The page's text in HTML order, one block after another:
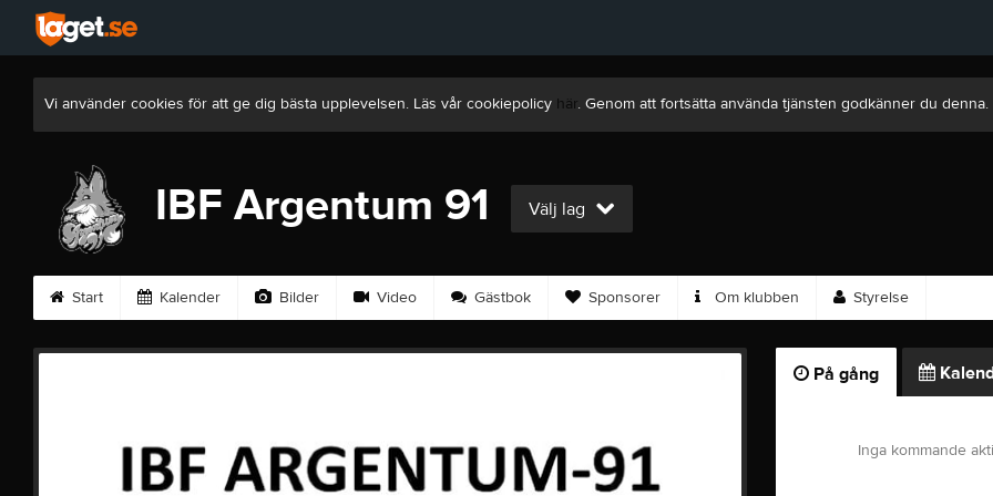
Vi använder cookies för att ge dig bästa upplevelsen. Läs vår cookiepolicy här. Genom att fortsätta använda tjänsten godkänner du denna.
IBF Argentum 91 Välj lag
Start Kalender Bilder Video Gästbok Sponsorer Om klubben Styrelse
På gång
Inga kommande